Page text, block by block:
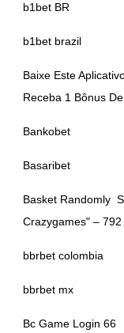
b1bet BR
b1bet brazil
Baixe Este
Receba 1 Bônus
Bankobet
Basaribet
Basket Randomly
Crazygames" – 792
bbrbet colombia
bbrbet mx
Bc Game Login 66